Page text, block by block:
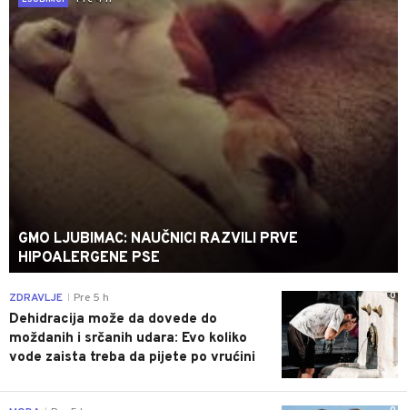
GMO LJUBIMAC: NAUČNICI RAZVILI PRVE
HIPOALERGENE PSE
0
ZDRAVLJE Pre 5 h
Dehidracija može da dovede do
moždanih i srčanih udara: Evo koliko
vode zaista treba da pijete po vrućini